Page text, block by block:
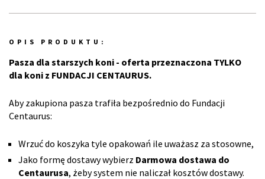
OPIS PRODUKTU:
Pasza dla starszych koni - oferta przeznaczona TYLKO
dla koni z FUNDACJI CENTAURUS.
Aby zakupiona pasza trafiła bezpośrednio do Fundacji
Centaurus:
Wrzuć do koszyka tyle opakowań ile uważasz za stosowne,
Jako formę dostawy wybierz Darmowa dostawa do
Centaurusa, żeby system nie naliczał kosztów dostawy.